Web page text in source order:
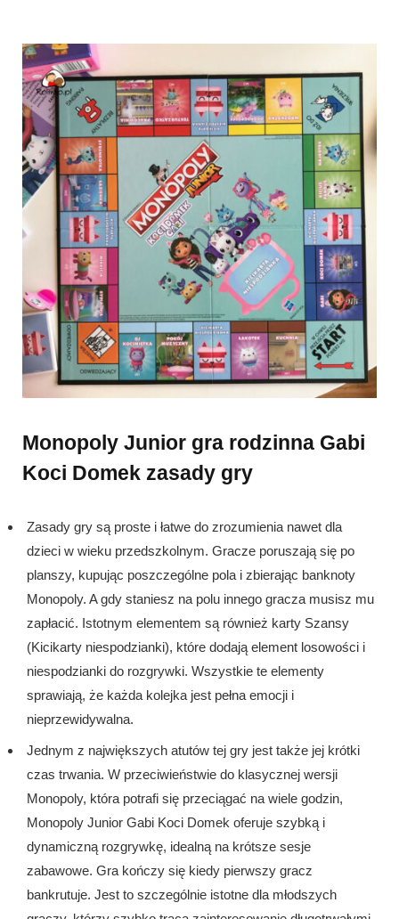
Monopoly Junior gra rodzinna Gabi
Koci Domek zasady gry
Zasady gry są proste i łatwe do zrozumienia nawet dla
dzieci w wieku przedszkolnym. Gracze poruszają się po
planszy, kupując poszczególne pola i zbierając banknoty
Monopoly. A gdy staniesz na polu innego gracza musisz mu
zapłacić. Istotnym elementem są również karty Szansy
(Kicikarty niespodzianki), które dodają element losowości i
niespodzianki do rozgrywki. Wszystkie te elementy
sprawiają, że każda kolejka jest pełna emocji i
nieprzewidywalna.
Jednym z największych atutów tej gry jest także jej krótki
czas trwania. W przeciwieństwie do klasycznej wersji
Monopoly, która potrafi się przeciągać na wiele godzin,
Monopoly Junior Gabi Koci Domek oferuje szybką i
dynamiczną rozgrywkę, idealną na krótsze sesje
zabawowe. Gra kończy się kiedy pierwszy gracz
bankrutuje. Jest to szczególnie istotne dla młodszych